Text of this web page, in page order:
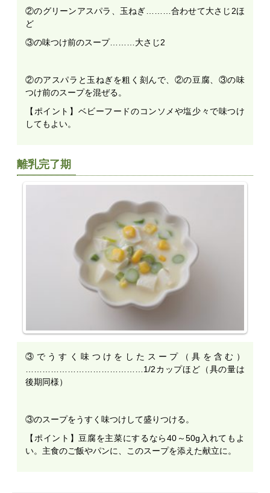
②のグリーンアスパラ、玉ねぎ………合わせて大さじ2ほ
ど
③の味つけ前のスープ………大さじ2
②のアスパラと玉ねぎを粗く刻んで、②の豆腐、③の味
つけ前のスープを混ぜる。
【ポイント】ベビーフードのコンソメや塩少々で味つけ
してもよい。
離乳完了期
③でうすく味つけをしたスープ（具を含む）
……………………………………1/2カップほど（具の量は
後期同様）
③のスープをうすく味つけして盛りつける。
【ポイント】豆腐を主菜にするなら40～50g入れてもよ
い。主食のご飯やパンに、このスープを添えた献立に。